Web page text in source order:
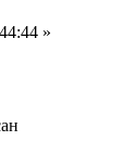
»